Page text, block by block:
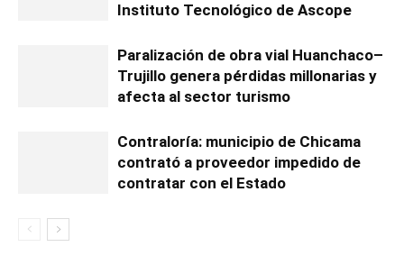
Instituto Tecnológico de Ascope
Paralización de obra vial Huanchaco–
Trujillo genera pérdidas millonarias y
afecta al sector turismo
Contraloría: municipio de Chicama
contrató a proveedor impedido de
contratar con el Estado